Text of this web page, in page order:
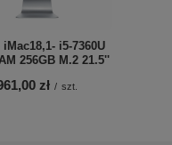
i5-7360U
256GB M.2 21.5''
zł / szt.